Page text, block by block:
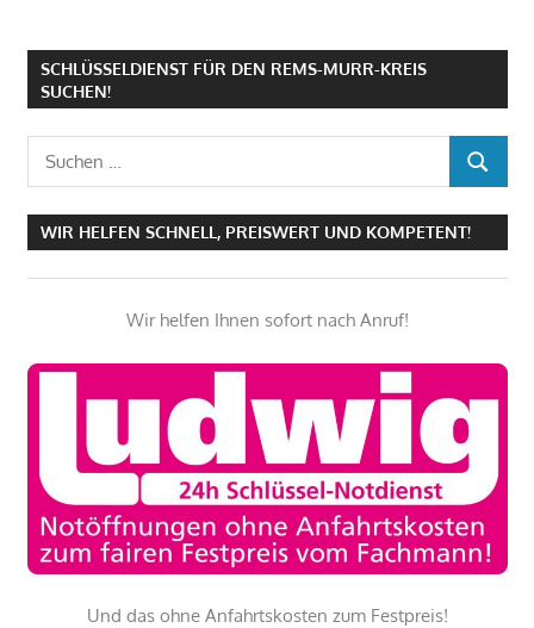
SCHLÜSSELDIENST FÜR DEN REMS-MURR-KREIS
SUCHEN!
Suchen
nach:
SUCHEN
WIR HELFEN SCHNELL, PREISWERT UND KOMPETENT!
Wir helfen Ihnen sofort nach Anruf!
Und das ohne Anfahrtskosten zum Festpreis!